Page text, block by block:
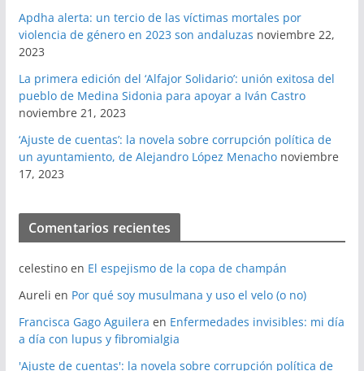
Apdha alerta: un tercio de las víctimas mortales por
violencia de género en 2023 son andaluzas noviembre 22,
2023
La primera edición del ‘Alfajor Solidario’: unión exitosa del
pueblo de Medina Sidonia para apoyar a Iván Castro
noviembre 21, 2023
‘Ajuste de cuentas’: la novela sobre corrupción política de
un ayuntamiento, de Alejandro López Menacho noviembre
17, 2023
Comentarios recientes
celestinoen El espejismo de la copa de champán
Aureli en Por qué soy musulmana y uso el velo (o no)
Francisca Gago Aguilera en Enfermedades invisibles: mi día
a día con lupus y fibromialgia
'Ajuste de cuentas': la novela sobre corrupción política de